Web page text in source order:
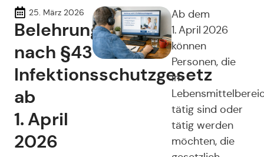
25. März 2026
Belehrung
nach §43
Infektionsschutzgesetz
ab
1. April
2026
Ab dem
1. April 2026
können
Personen, die
im
tätig sind oder
tätig werden
möchten, die